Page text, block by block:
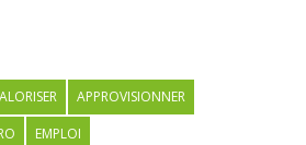
APPROVISIONNER
EMPLOI